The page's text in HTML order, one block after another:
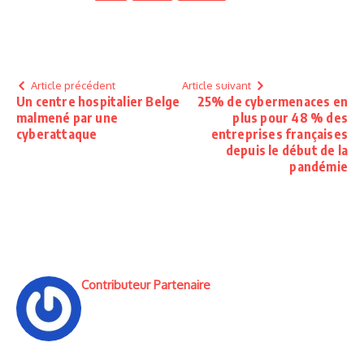
Article précédent
Un centre hospitalier Belge
malmené par une
cyberattaque
Article suivant
25% de cybermenaces en
plus pour 48 % des
entreprises françaises
depuis le début de la
pandémie
Contributeur Partenaire